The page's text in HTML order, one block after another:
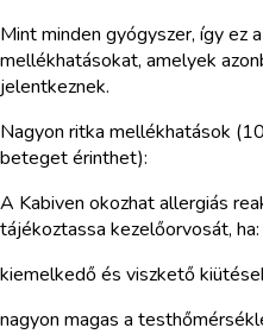
Mint minden gyógyszer, így ez
mellékhatásokat, amelyek
jelentkeznek.
Nagyon ritka mellékhatások
beteget érinthet):
A Kabiven okozhat allergiás
tájékoztassa kezelőorvosát, ha:
kiemelkedő és viszkető
nagyon magas a